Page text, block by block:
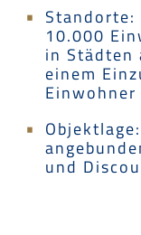
Standorte:
10.000
in Städten
einem
und